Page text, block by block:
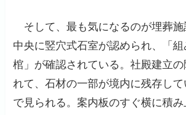
そして、最も気になるのが埋葬施
中央に竪穴式石室が認められ、「
棺」が確認されている。社殿建立の
れて、石材の一部が境内に残存し
で見られる。案内板のすぐ横に積